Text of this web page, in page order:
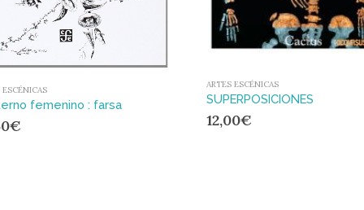
ESCÉNICAS
femenino : farsa
€
ARTES ESCÉNICAS
SUPERPOSICIONES
12,00€